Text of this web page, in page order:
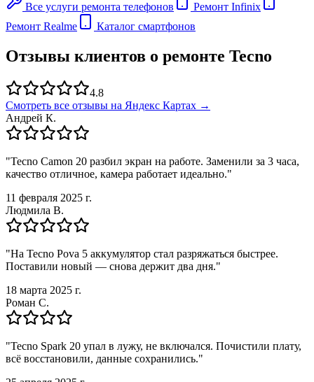
Все услуги ремонта телефонов
Ремонт Infinix
Ремонт Realme
Каталог смартфонов
Отзывы клиентов о ремонте Tecno
4.8
Смотреть все отзывы на Яндекс Картах →
Андрей К.
"Tecno Camon 20 разбил экран на работе. Заменили за 3 часа,
качество отличное, камера работает идеально."
11 февраля 2025 г.
Людмила В.
"На Tecno Pova 5 аккумулятор стал разряжаться быстрее.
Поставили новый — снова держит два дня."
18 марта 2025 г.
Роман С.
"Tecno Spark 20 упал в лужу, не включался. Почистили плату,
всё восстановили, данные сохранились."